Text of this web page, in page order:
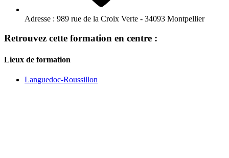
Adresse : 989 rue de la Croix Verte - 34093 Montpellier
Retrouvez cette formation en centre :
Lieux de formation
Languedoc-Roussillon